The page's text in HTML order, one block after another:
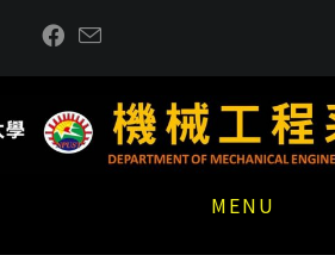
MENU